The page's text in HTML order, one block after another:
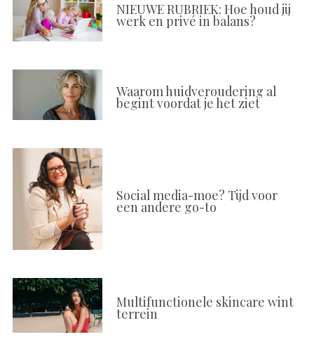
NIEUWE RUBRIEK: Hoe houd jij
werk en privé in balans?
Waarom huidveroudering al
begint voordat je het ziet
Social media-moe? Tijd voor
een andere go-to
Multifunctionele skincare wint
terrein